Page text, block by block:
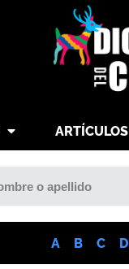
ARTÍCULOS
A B C D